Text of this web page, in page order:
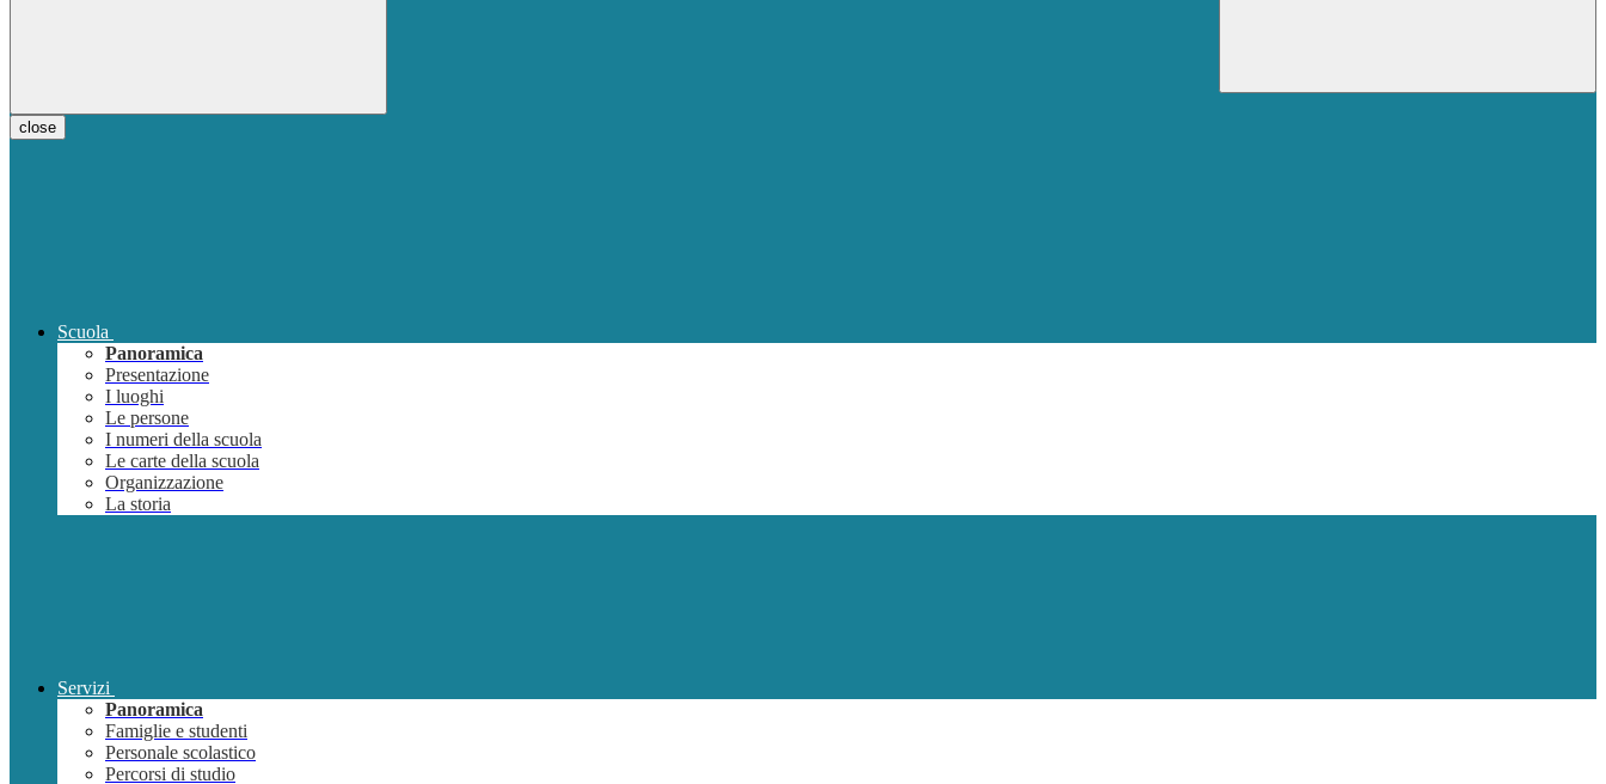
close
Scuola
Panoramica
Presentazione
I luoghi
Le persone
I numeri della scuola
Le carte della scuola
Organizzazione
La storia
Servizi
Panoramica
Famiglie e studenti
Personale scolastico
Percorsi di studio